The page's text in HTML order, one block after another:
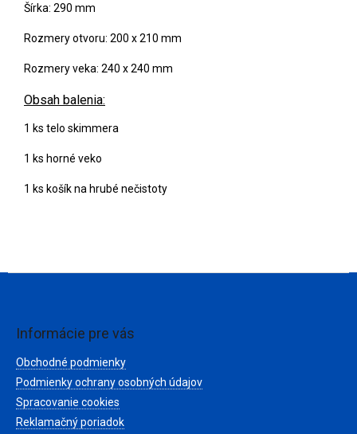
Šírka: 290 mm
Rozmery otvoru: 200 x 210 mm
Rozmery veka: 240 x 240 mm
Obsah balenia:
1 ks telo skimmera
1 ks horné veko
1 ks košík na hrubé nečistoty
Informácie pre vás
Obchodné podmienky
Podmienky ochrany osobných údajov
Spracovanie cookies
Reklamačný poriadok